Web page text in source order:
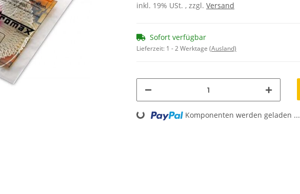
inkl. 19% USt. , zzgl. Versand
Sofort verfügbar
Lieferzeit: 1 - 2 Werktage (Ausland)
Loading... Komponenten werden geladen ...